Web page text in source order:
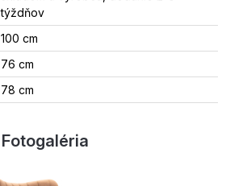
týždňov
100 cm
76 cm
78 cm
Fotogaléria